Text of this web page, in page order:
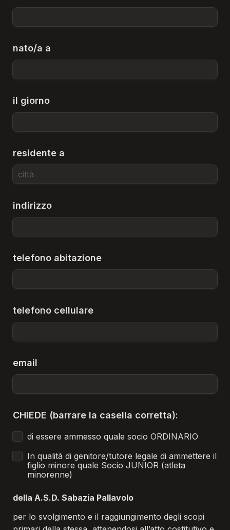
nato/a a
il giorno
residente a
indirizzo
telefono abitazione
telefono cellulare
email
CHIEDE (barrare la casella corretta):
di essere ammesso quale socio ORDINARIO
In qualità di genitore/tutore legale di ammettere il
figlio minore quale Socio JUNIOR (atleta
minorenne)
della A.S.D. Sabazia Pallavolo
per lo svolgimento e il raggiungimento degli scopi